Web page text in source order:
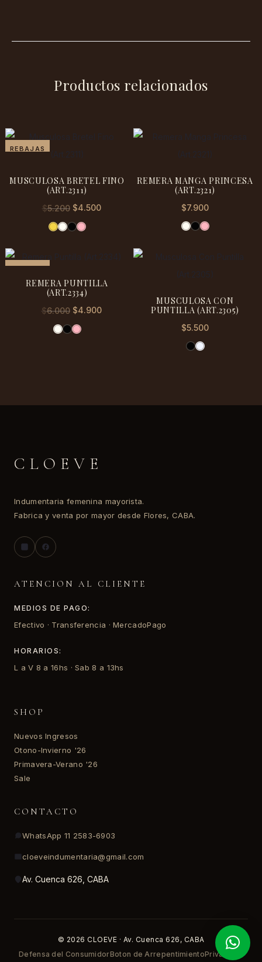
Productos relacionados
REBAJAS
MUSCULOSA BRETEL FINO
(ART.2311)
$5.200 El
precio
$4.500El
REMERA MANGA PRINCESA
(ART.2321)
$7.900
REMERA PUNTILLA
(ART.2334)
$6.000 El
precio
$4.900El
MUSCULOSA CON
PUNTILLA (ART.2305)
$5.500
CLOEVE
Indumentaria femenina mayorista.
Fabrica y venta por mayor desde Flores, CABA.
ATENCION AL CLIENTE
MEDIOS DE PAGO:
Efectivo · Transferencia · MercadoPago
HORARIOS:
L a V 8 a 16hs · Sab 8 a 13hs
SHOP
Nuevos Ingresos
Otono-Invierno '26
Primavera-Verano '26
Sale
CONTACTO
WhatsApp 11 2583-6903
cloeveindumentaria@gmail.com
Av. Cuenca 626, CABA
© 2026 CLOEVE · Av. Cuenca 626, CABA
Defensa del ConsumidorBoton de ArrepentimientoPrivacidad